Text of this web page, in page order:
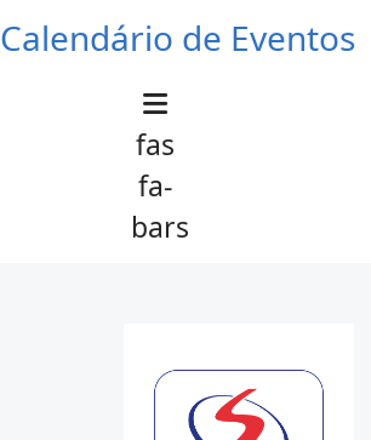
Calendário de Eventos
fas
fa-
bars